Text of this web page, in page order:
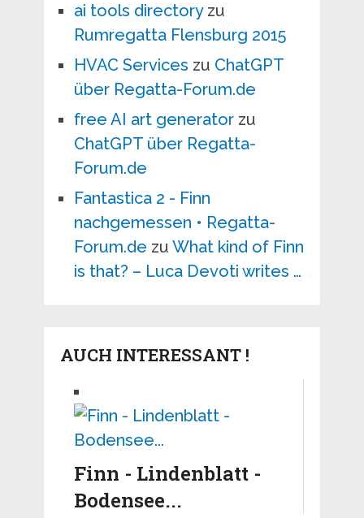
ai tools directoryzu
Rumregatta Flensburg 2015
HVAC Services zu ChatGPT
über Regatta-Forum.de
free AI art generatorzu
ChatGPT über Regatta-
Forum.de
Fantastica 2 - Finn
nachgemessen • Regatta-
Forum.de zu What kind of Finn
is that? – Luca Devoti writes …
AUCH INTERESSANT !
Finn - Lindenblatt -
Bodensee...